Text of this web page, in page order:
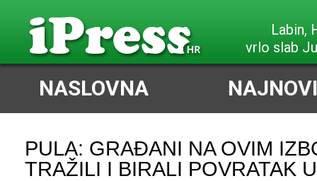
vrlo
NASLOVNA
PULA: GRAĐANI NA OVIM
TRAŽILI I BIRALI POVRATAK